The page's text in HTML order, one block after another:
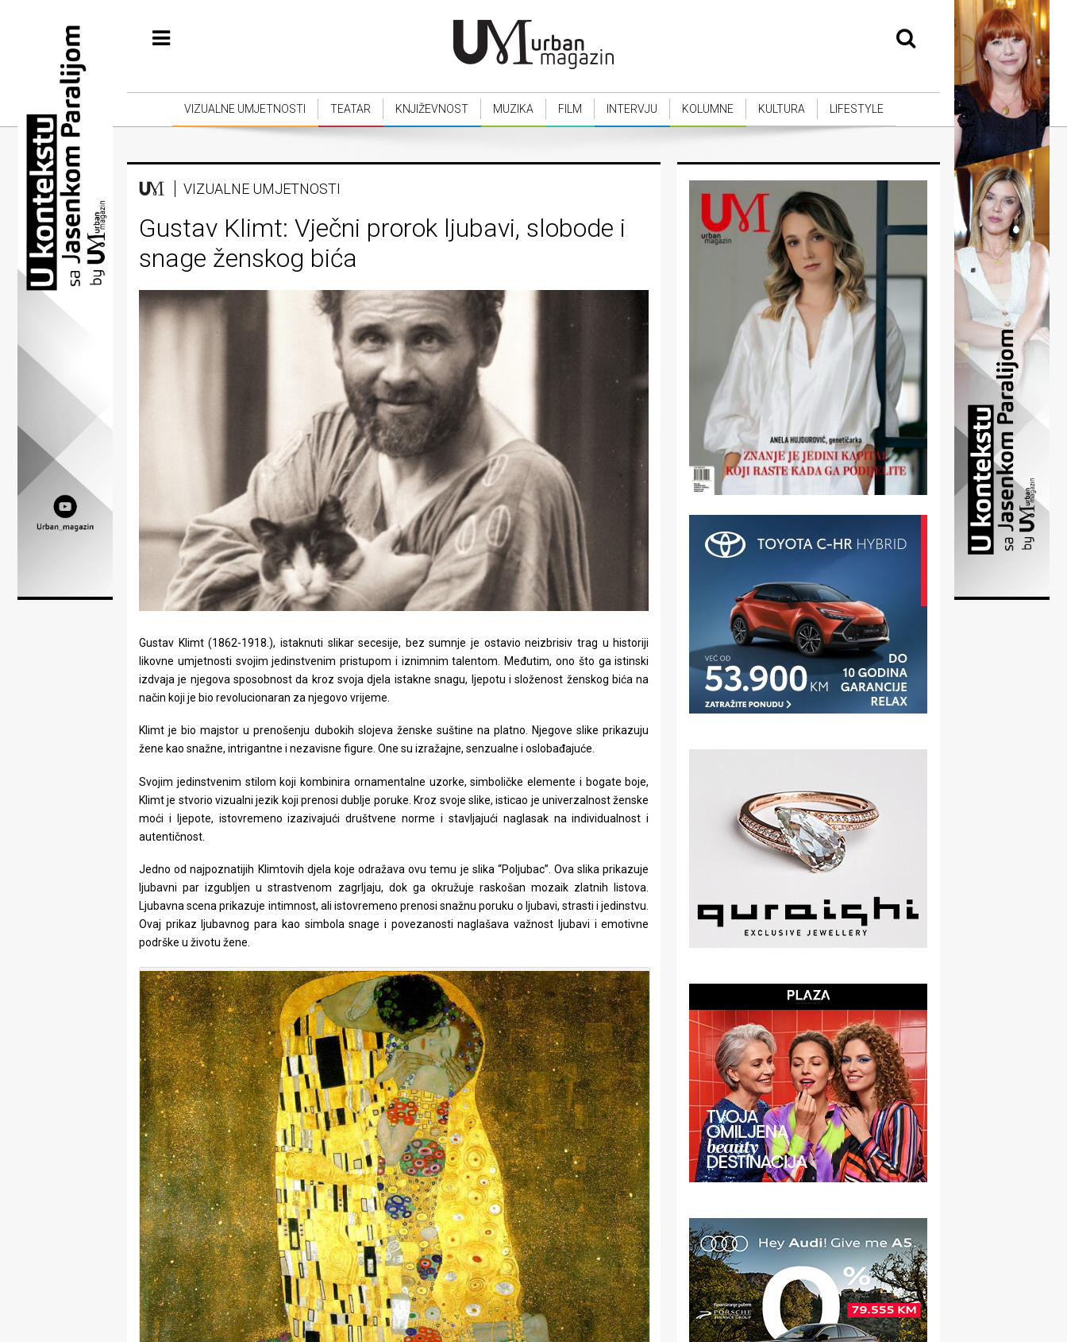
Vizualne
umjetnosti
Teatar
Književnost
Muzika
Film
Intervju
Kolumne
Lifestyle
Beauty
Zdravlje
stolom
u
VIZUALNE UMJETNOSTI TEATAR KNJIŽEVNOST MUZIKA FILM INTERVJU KOLUMNE KULTURA LIFESTYLE
VIZUALNE UMJETNOSTI
Gustav Klimt: Vječni prorok ljubavi, slobode i
snage ženskog bića
Gustav Klimt (1862-1918.), istaknuti slikar secesije, bez sumnje je ostavio neizbrisiv trag u historiji
likovne umjetnosti svojim jedinstvenim pristupom i iznimnim talentom. Međutim, ono što ga istinski
izdvaja je njegova sposobnost da kroz svoja djela istakne snagu, ljepotu i složenost ženskog bića na
način koji je bio revolucionaran za njegovo vrijeme.
Klimt je bio majstor u prenošenju dubokih slojeva ženske suštine na platno. Njegove slike prikazuju
žene kao snažne, intrigantne i nezavisne figure. One su izražajne, senzualne i oslobađajuće.
Svojim jedinstvenim stilom koji kombinira ornamentalne uzorke, simboličke elemente i bogate boje,
Klimt je stvorio vizualni jezik koji prenosi dublje poruke. Kroz svoje slike, isticao je univerzalnost ženske
moći i ljepote, istovremeno izazivajući društvene norme i stavljajući naglasak na individualnost i
autentičnost.
Jedno od najpoznatijih Klimtovih djela koje odražava ovu temu je slika “Poljubac”. Ova slika prikazuje
ljubavni par izgubljen u strastvenom zagrljaju, dok ga okružuje raskošan mozaik zlatnih listova.
Ljubavna scena prikazuje intimnost, ali istovremeno prenosi snažnu poruku o ljubavi, strasti i jedinstvu.
Ovaj prikaz ljubavnog para kao simbola snage i povezanosti naglašava važnost ljubavi i emotivne
podrške u životu žene.